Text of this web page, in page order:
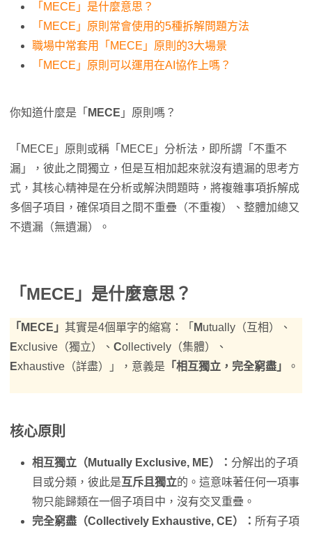
「MECE」是什麼意思？
「MECE」原則常會使用的5種拆解問題方法
職場中常套用「MECE」原則的3大場景
「MECE」原則可以運用在AI協作上嗎？
你知道什麼是「 MECE 」原則嗎？
「MECE」原則或稱「MECE」分析法，即所謂「不重不
漏」，彼此之間獨立，但是互相加起來就沒有遺漏的思考方
式，其核心精神是在分析或解決問題時，將複雜事項拆解成
多個子項目，確保項目之間不重疊（不重複）、整體加總又
不遺漏（無遺漏）。
「MECE」是什麼意思？
「 MECE 」 其實是4個單字的縮寫：「 Mutually（互相）、
Exclusive（獨立）、 Collectively（集體）、
Exhaustive（詳盡）」，意義是 「相互獨立，完全窮盡」 。
核心原則
相互獨立（Mutually Exclusive, ME）： 分解出的子項
目或分類，彼此是互斥且獨立的。這意味著任何一項事
物只能歸類在一個子項目中，沒有交叉重疊。
完全窮盡（Collectively Exhaustive, CE）： 所有子項